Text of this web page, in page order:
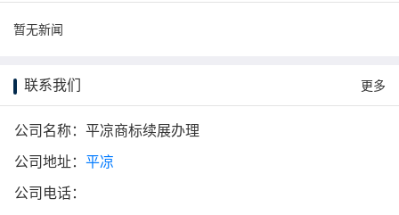
暂无新闻
联系我们 更多
公司名称：平凉商标续展办理
公司地址： 平凉
公司电话：